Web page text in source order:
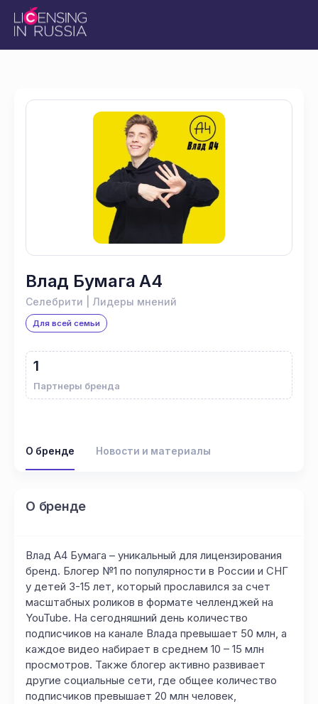
Влад Бумага А4
Селебрити | Лидеры мнений
Для всей семьи
1
Партнеры бренда
О бренде Новости и материалы
О бренде
Влад А4 Бумага – уникальный для лицензирования
бренд. Блогер №1 по популярности в России и СНГ
у детей 3-15 лет, который прославился за счет
масштабных роликов в формате челленджей на
YouTube. На сегодняшний день количество
подписчиков на канале Влада превышает 50 млн, а
каждое видео набирает в среднем 10 – 15 млн
просмотров. Также блогер активно развивает
другие социальные сети, где общее количество
подписчиков превышает 20 млн человек,